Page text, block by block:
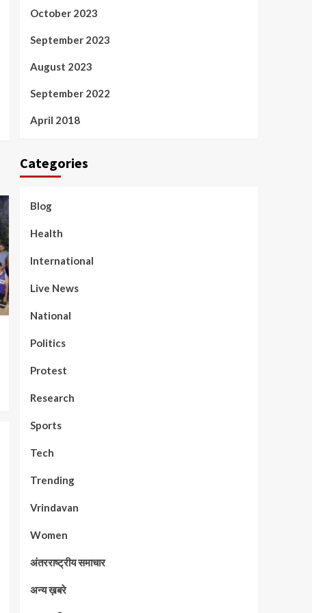
October 2023
September 2023
August 2023
September 2022
April 2018
Categories
Blog
Health
International
Live News
National
Politics
Protest
Research
Sports
Tech
Trending
Vrindavan
Women
अंतरराष्ट्रीय समाचार
अन्य ख़बरे